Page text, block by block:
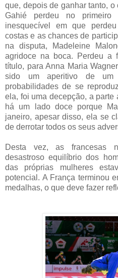
que, depois de ganhar tanto,
Gahié perdeu no primeiro
inesquecível em que
costas e as chances de
na disputa, Madeleine
agridoce na boca. Perdeu a
título, para Anna Maria
sido um aperitivo de um
probabilidades de se
ela, foi uma decepção, a parte
há um lado doce porque
janeiro, apesar disso, ela se
de derrotar todos os seus
Desta vez, as francesas
desastroso equilíbrio dos
das próprias mulheres
potencial. A França terminou
medalhas, o que deve fazer